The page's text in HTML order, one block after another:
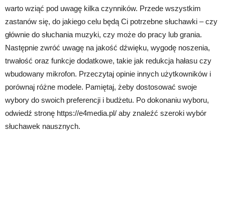
warto wziąć pod uwagę kilka czynników. Przede wszystkim
zastanów się, do jakiego celu będą Ci potrzebne słuchawki – czy
głównie do słuchania muzyki, czy może do pracy lub grania.
Następnie zwróć uwagę na jakość dźwięku, wygodę noszenia,
trwałość oraz funkcje dodatkowe, takie jak redukcja hałasu czy
wbudowany mikrofon. Przeczytaj opinie innych użytkowników i
porównaj różne modele. Pamiętaj, żeby dostosować swoje
wybory do swoich preferencji i budżetu. Po dokonaniu wyboru,
odwiedź stronę https://e4media.pl/ aby znaleźć szeroki wybór
słuchawek nausznych.